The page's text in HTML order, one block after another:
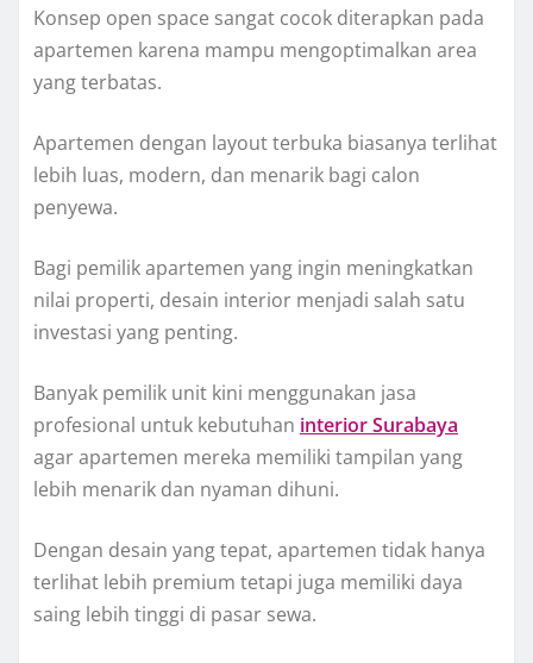
Konsep open space sangat cocok diterapkan pada
apartemen karena mampu mengoptimalkan area
yang terbatas.
Apartemen dengan layout terbuka biasanya terlihat
lebih luas, modern, dan menarik bagi calon
penyewa.
Bagi pemilik apartemen yang ingin meningkatkan
nilai properti, desain interior menjadi salah satu
investasi yang penting.
Banyak pemilik unit kini menggunakan jasa
profesional untuk kebutuhan interior Surabaya
agar apartemen mereka memiliki tampilan yang
lebih menarik dan nyaman dihuni.
Dengan desain yang tepat, apartemen tidak hanya
terlihat lebih premium tetapi juga memiliki daya
saing lebih tinggi di pasar sewa.